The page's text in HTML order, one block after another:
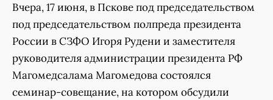
Вчера, 17 июня, в Пскове под председательством
под председательством полпреда президента
России в СЗФО Игоря Рудени и заместителя
руководителя администрации президента РФ
Магомедсалама Магомедова состоялся
семинар-совещание, на котором обсудили